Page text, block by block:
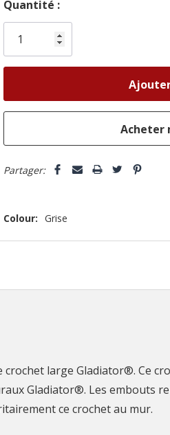
Dépêchez-
vous!
plus
Quantité :
Partager:
Colour: Grise
large Gladiator®. Ce
Gladiator®. Les embouts
ce crochet au mur.